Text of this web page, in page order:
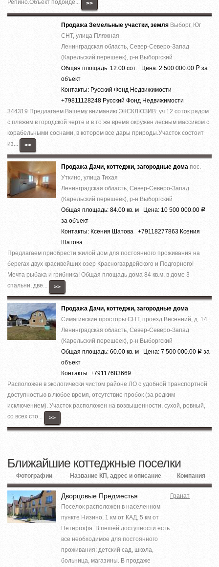
Репино.Объект подойде... >>
Продажа Земельные участки, земля Выборг, Юг
СНТ, улица Пляжная
Ленинградская область, Север-Северо-Запад
(Карельский перешеек), р-н Выборгский
Общая площадь: 12.00 сот. Цена: 2 500 000.00 Р за
объект
Контакты: Русский Фонд Недвижимости
+79811128248 Русский Фонд Недвижимости
344319 Предлагаем Вашему вниманию ЭКСКЛЮЗИВ: уч 12 соток рядом
с пляжем в городской черте и в то же время окружен лесным массивом с
корабельными соснами, в котором все дары природы.Участок состоит
из...
>>
Продажа Дачи, коттеджи, загородные дома пос.
Уткино, улица Тихая
Ленинградская область, Север-Северо-Запад
(Карельский перешеек), р-н Выборгский
Общая площадь: 84.00 кв. м Цена: 10 500 000.00 Р
за объект
Контакты: Ксения Шатова +79118277863 Ксения
Шатова
Предлагаем приобрести жилой дом для постоянного проживания на
берегах двух красивейших озер Красногвардейского и Подгорного!
Мечта рыбака и грибника! Общая площадь дома 84 кв.м, в доме 3
спальни, две...
>>
Продажа Дачи, коттеджи, загородные дома
Симагинские просторы СНТ, проезд Весенний, д. 14
Ленинградская область, Север-Северо-Запад
(Карельский перешеек), р-н Выборгский
Общая площадь: 60.00 кв. м Цена: 7 500 000.00 Р за
объект
Контакты: +79117683669
Расположен в экологически чистом районе ЛО с удобной транспортной
доступностью в любое время, отсутствие пробок (за редким
исключением). Участок расположен на возвышенности, сухой, ровный,
со всех сто...
>>
Ближайшие коттеджные поселки
Фотографии Название КП, адрес и описание Компания
Дворцовые Предместья
Поселок расположен в населенном
пункте Низино, 1 км от КАД, 5 км от
Петергофа. В пешей доступности есть
все необходимое для постоянного
проживания: детский сад, школа,
больница, магазины. В продаже
Гранат